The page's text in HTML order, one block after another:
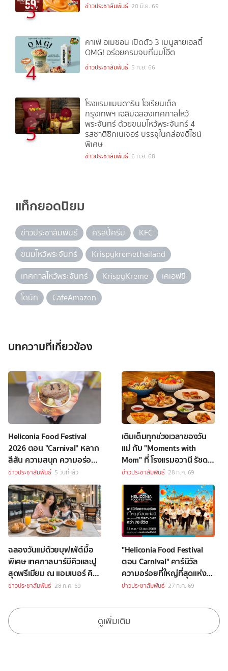
3 ข่าวประชาสัมพันธ์ 20 มิ.ย. 69
4
คาเฟ่ อเมซอน เปิดตัว 3 เมนูสายเฮลตี้
OMG! อร่อยครบจบที่นมโอ๊ต
ข่าวประชาสัมพันธ์ 5 ก.ย. 66
5
โรงแรมแมนดาริน โอเรียนเต็ล
กรุงเทพฯ เฉลิมฉลองเทศกาลไหว้
พระจันทร์ ด้วยขนมไหว้พระจันทร์ 4
รสชาติซิกเนเจอร์ บรรจุในกล่องดีไซน์
พิเศษ
ข่าวประชาสัมพันธ์ 6 ก.ย. 68
แท็กยอดนิยม
ข่าวประชาสัมพันธ์ คริสปี้ครีม
KFC
ขนมไหว้พระจันทร์
Krispykremethailand
เทศกาลไหว้พระจันทร์
KrispyKreme
เคเอฟซี
โดนัท
CafeAmazon
บทความที่เกี่ยวข้อง
Heliconia Food Festival
2026 ตอน "Carnival" หลาก
สีสัน ความสนุก ความอร่อย
Celebrity Chef กว่า 70 ชีวิต
ข่าวประชาสัมพันธ์ 5 วันที่แล้ว
เติมเต็มทุกช่วงเวลาของวัน
แม่ กับ "Moments with
Mom" ที่ โรงแรมอวานี รัชดา
กรุงเทพฯ
ข่าวประชาสัมพันธ์ 28 ก.ค. 69
ฉลองวันแม่ด้วยบุฟเฟ่ต์มื้อ
พิเศษ เทศกาลบาร์บีคิวและปู
สุดพรีเมียม ณ แอมเบอร์ คิท
เช่น โรงแรมหัวหิน แมริออท
ข่าวประชาสัมพันธ์ 28 ก.ค. 69
"Heliconia Food Festival
ตอน Carnival" คาร์นิวัล
ความอร่อยที่ใหญ่ที่สุดแห่งปี
กับ Celebrity Chef กว่า 70
ข่าวประชาสัมพันธ์ 27 ก.ค. 69
ดูเพิ่มเติม